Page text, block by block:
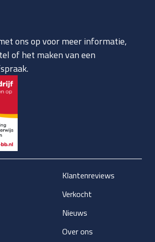
ons op voor meer informatie,
of het maken van een
Klantenreviews
Verkocht
Nieuws
Over ons